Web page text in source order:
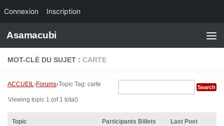
Connexion Inscription
Skip to content
Asamacubi
MOT-CLÉ DU SUJET : CARTE
ACCUEIL›Forums›Topic Tag: carte
Viewing topic 1 (of 1 total)
Topic Participants Billets Last Post